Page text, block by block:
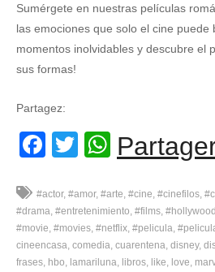
Sumérgete en nuestras películas
las emociones que solo el cine puede
momentos inolvidables y descubre el
sus formas!
Partagez:
Facebook
Twitter
#actor #amor #arte #cine #cinefilos
#drama #entretenimiento #films #hollywood
#movie #movies #netflix #pelicula
cineencasa comedia cuarentena disney
frases hbo lamariluna libros like love